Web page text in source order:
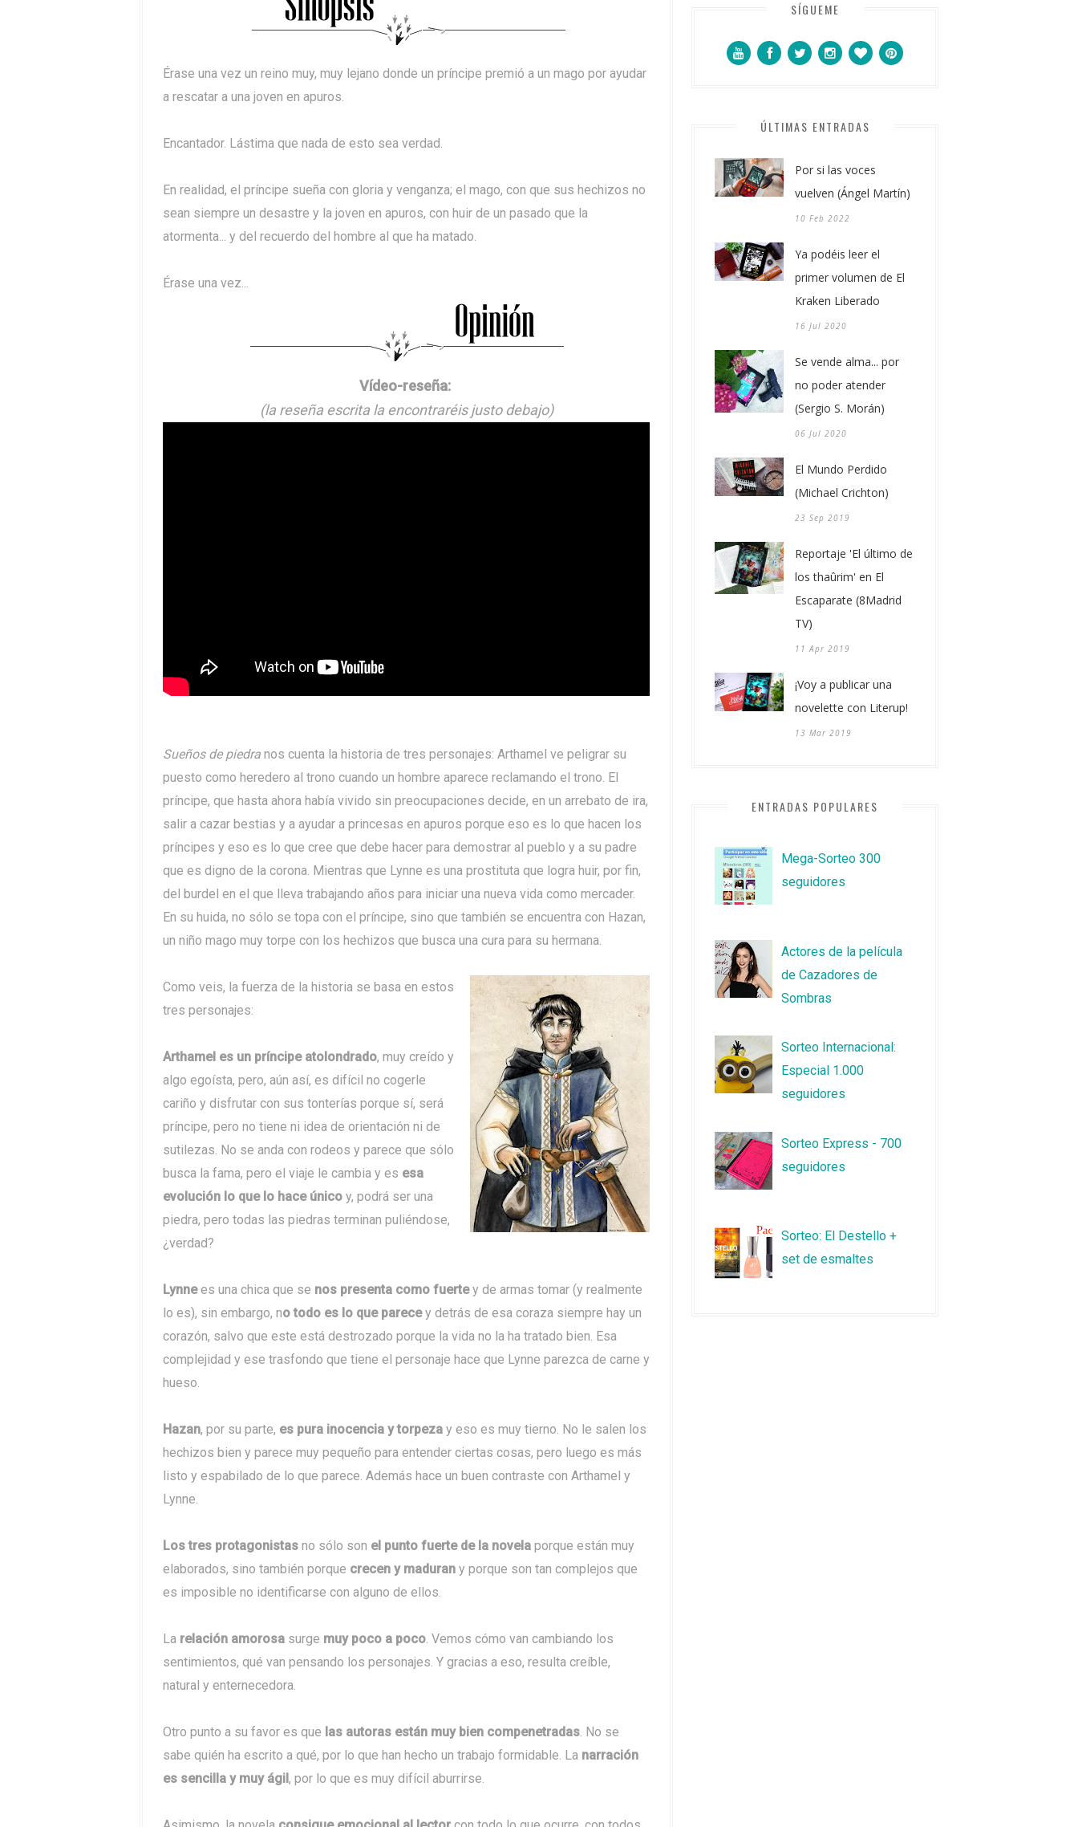
Érase una vez un reino muy, muy lejano donde un príncipe premió a un mago por ayudar
a rescatar a una joven en apuros.
Encantador. Lástima que nada de esto sea verdad.
En realidad, el príncipe sueña con gloria y venganza; el mago, con que sus hechizos no
sean siempre un desastre y la joven en apuros, con huir de un pasado que la
atormenta... y del recuerdo del hombre al que ha matado.
Érase una vez...
Vídeo-reseña:
(la reseña escrita la encontraréis justo debajo)
Sueños de piedra nos cuenta la historia de tres personajes: Arthamel ve peligrar su
puesto como heredero al trono cuando un hombre aparece reclamando el trono. El
príncipe, que hasta ahora había vivido sin preocupaciones decide, en un arrebato de ira,
salir a cazar bestias y a ayudar a princesas en apuros porque eso es lo que hacen los
príncipes y eso es lo que cree que debe hacer para demostrar al pueblo y a su padre
que es digno de la corona. Mientras que Lynne es una prostituta que logra huir, por fin,
del burdel en el que lleva trabajando años para iniciar una nueva vida como mercader.
En su huida, no sólo se topa con el príncipe, sino que también se encuentra con Hazan,
un niño mago muy torpe con los hechizos que busca una cura para su hermana.
Como veis, la fuerza de la historia se basa en estos
tres personajes:
Arthamel es un príncipe atolondrado, muy creído y
algo egoísta, pero, aún así, es difícil no cogerle
cariño y disfrutar con sus tonterías porque sí, será
príncipe, pero no tiene ni idea de orientación ni de
sutilezas. No se anda con rodeos y parece que sólo
busca la fama, pero el viaje le cambia y es esa
evolución lo que lo hace único y, podrá ser una
piedra, pero todas las piedras terminan puliéndose,
¿verdad?
Lynnees una chica que se nos presenta como fuertey de armas tomar (y realmente
lo es), sin embargo, no todo es lo que parecey detrás de esa coraza siempre hay un
corazón, salvo que este está destrozado porque la vida no la ha tratado bien. Esa
complejidad y ese trasfondo que tiene el personaje hace que Lynne parezca de carne y
hueso.
Hazan, por su parte, es pura inocencia y torpeza y eso es muy tierno. No le salen los
hechizos bien y parece muy pequeño para entender ciertas cosas, pero luego es más
listo y espabilado de lo que parece. Además hace un buen contraste con Arthamel y
Lynne.
Los tres protagonistas no sólo son el punto fuerte de la novela porque están muy
elaborados, sino también porque crecen y maduran y porque son tan complejos que
es imposible no identificarse con alguno de ellos.
La relación amorosa surge muy poco a poco. Vemos cómo van cambiando los
sentimientos, qué van pensando los personajes. Y gracias a eso, resulta creíble,
natural y enternecedora.
Otro punto a su favor es que las autoras están muy bien compenetradas. No se
sabe quién ha escrito a qué, por lo que han hecho un trabajo formidable. La narración
es sencilla y muy ágil, por lo que es muy difícil aburrirse.
SÍGUEME
ÚLTIMAS ENTRADAS
Por si las voces
vuelven (Ángel Martín)
10 Feb 2022
Ya podéis leer el
primer volumen de El
Kraken Liberado
16 Jul 2020
Se vende alma... por
no poder atender
(Sergio S. Morán)
06 Jul 2020
El Mundo Perdido
(Michael Crichton)
23 Sep 2019
Reportaje 'El último de
los thaûrim' en El
Escaparate (8Madrid
TV)
11 Apr 2019
¡Voy a publicar una
novelette con Literup!
13 Mar 2019
ENTRADAS POPULARES
Mega-Sorteo 300
seguidores
Actores de la película
de Cazadores de
Sombras
Sorteo Internacional:
Especial 1.000
seguidores
Sorteo Express - 700
seguidores
Sorteo: El Destello +
set de esmaltes